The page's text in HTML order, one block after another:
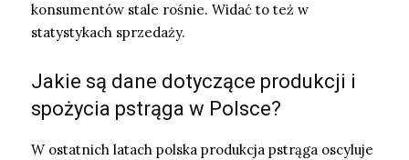
konsumentów stale rośnie. Widać to też w
statystykach sprzedaży.
Jakie są dane dotyczące produkcji i
spożycia pstrąga w Polsce?
W ostatnich latach polska produkcja pstrąga oscyluje